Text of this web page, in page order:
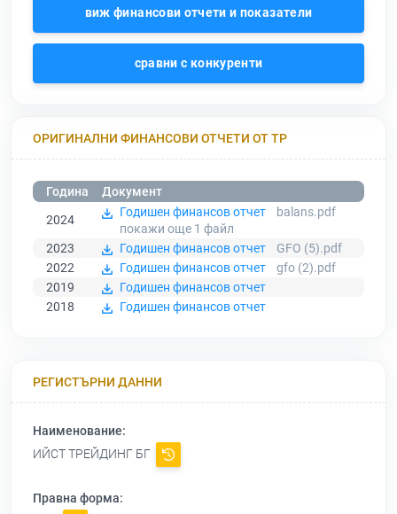
виж финансови отчети и показатели
сравни с конкуренти
ОРИГИНАЛНИ ФИНАНСОВИ ОТЧЕТИ ОТ ТР
Година
Документ
2024
Годишен финансов отчет
balans.pdf
покажи още 1 файл
2023
Годишен финансов отчет
GFO (5).pdf
2022
Годишен финансов отчет
gfo (2).pdf
2019
Годишен финансов отчет
2018
Годишен финансов отчет
РЕГИСТЪРНИ ДАННИ
Наименование:
ИЙСТ ТРЕЙДИНГ БГ
Правна форма: